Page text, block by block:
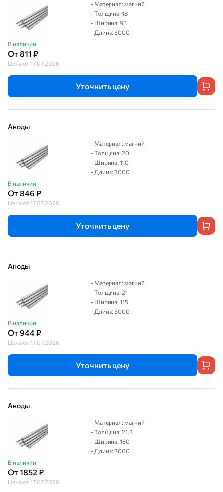
В наличии
От 811 ₽
Цена от 17.07.2026
- Материал: магний
- Толщина: 18
- Ширина: 95
- Длина: 3000
Уточнить цену
Аноды
В наличии
От 846 ₽
Цена от 17.07.2026
- Материал: магний
- Толщина: 20
- Ширина: 110
- Длина: 3000
Уточнить цену
Аноды
В наличии
От 944 ₽
Цена от 17.07.2026
- Материал: магний
- Толщина: 21
- Ширина: 115
- Длина: 3000
Уточнить цену
Аноды
В наличии
От 1852 ₽
Цена от 17.07.2026
- Материал: магний
- Толщина: 21.3
- Ширина: 160
- Длина: 3000